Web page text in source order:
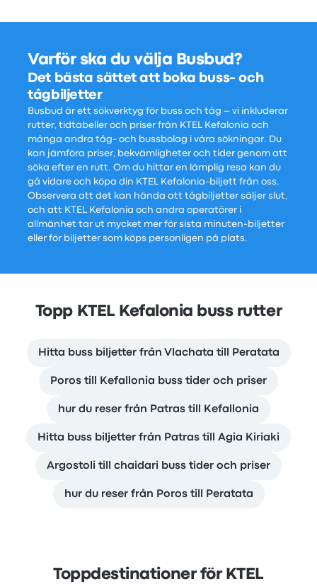
Varför ska du välja Busbud?
Det bästa sättet att boka buss- och
tågbiljetter
Busbud är ett sökverktyg för buss och tåg – vi inkluderar
rutter, tidtabeller och priser från KTEL Kefalonia och
många andra tåg- och bussbolag i våra sökningar. Du
kan jämföra priser, bekvämligheter och tider genom att
söka efter en rutt. Om du hittar en lämplig resa kan du
gå vidare och köpa din KTEL Kefalonia-biljett från oss.
Observera att det kan hända att tågbiljetter säljer slut,
och att KTEL Kefalonia och andra operatörer i
allmänhet tar ut mycket mer för sista minuten-biljetter
eller för biljetter som köps personligen på plats.
Topp KTEL Kefalonia buss rutter
Hitta buss biljetter från Vlachata till Peratata
Poros till Kefallonia buss tider och priser
hur du reser från Patras till Kefallonia
Hitta buss biljetter från Patras till Agia Kiriaki
Argostoli till chaidari buss tider och priser
hur du reser från Poros till Peratata
Toppdestinationer för KTEL